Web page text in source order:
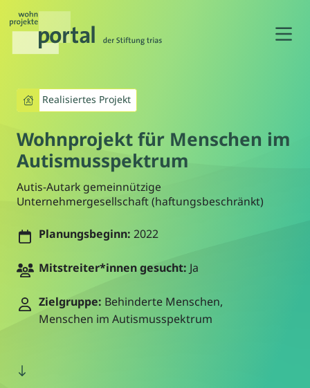
Realisiertes Projekt
Wohnprojekt für Menschen im
Autismusspektrum
Autis-Autark gemeinnützige
Unternehmergesellschaft (haftungsbeschränkt)
Planungsbeginn: 2022
Mitstreiter*innen gesucht: Ja
Zielgruppe: Behinderte Menschen,
Menschen im Autismusspektrum